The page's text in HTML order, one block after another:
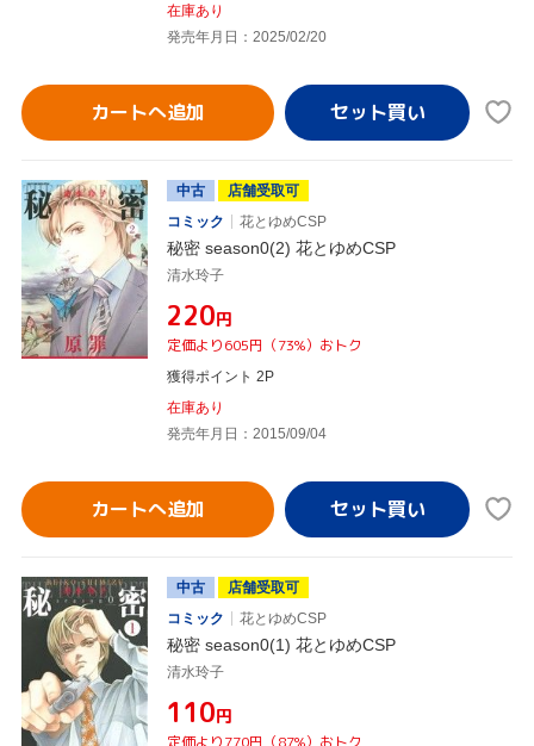
在庫あり
発売年月日：2025/02/20
カートへ追加
中古
店舗受取可
コミック
花とゆめCSP
秘密 season0(2) 花とゆめCSP
清水玲子
¥220円
定価より605円（73%）おトク
獲得ポイント 2P
在庫あり
発売年月日：2015/09/04
カートへ追加
中古
店舗受取可
コミック
花とゆめCSP
秘密 season0(1) 花とゆめCSP
清水玲子
¥110円
定価より770円（87%）おトク